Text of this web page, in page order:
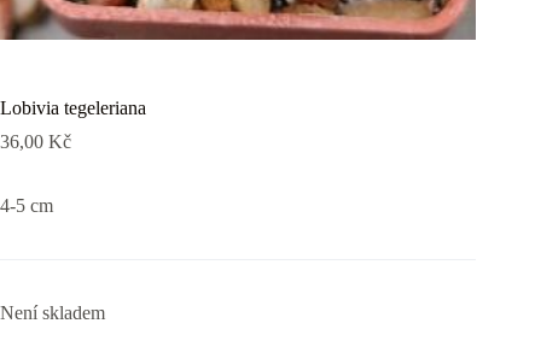
Lobivia tegeleriana
36,00 Kč
4-5 cm
Není skladem